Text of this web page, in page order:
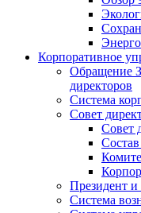
Корпоративное
Обращение
директоров
Система
Совет
Совет
Президент
Система